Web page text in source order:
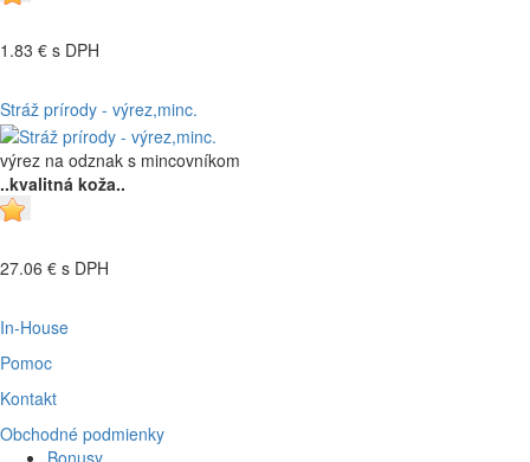
1.83 € s DPH
Stráž prírody - výrez,minc.
výrez na odznak s mincovníkom
..kvalitná koža..
27.06 € s DPH
In-House
Pomoc
Kontakt
Obchodné podmienky
Bonusy